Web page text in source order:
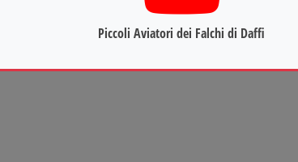
Piccoli Aviatori dei Falchi di Daffi